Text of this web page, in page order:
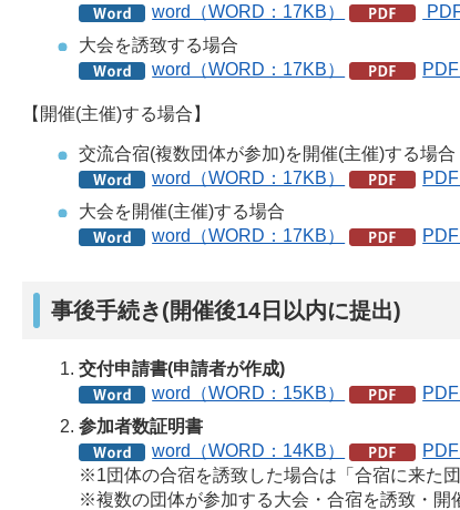
word（WORD：17KB）
大会を誘致する場合
word（WORD：17KB）
【開催(主催)する場合】
交流合宿(複数団体が参加)を開催(主催)する場合
word（WORD：17KB）
大会を開催(主催)する場合
word（WORD：17KB）
事後手続き(開催後14日以内に提出)
交付申請書(申請者が作成)
word（WORD：15KB）
参加者数証明書
word（WORD：14KB）
※1団体の合宿を誘致した場合は「合宿に来た団
※複数の団体が参加する大会・合宿を誘致・開